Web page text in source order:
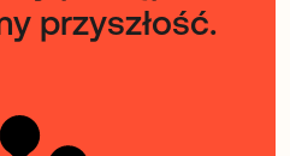
przyszłość.